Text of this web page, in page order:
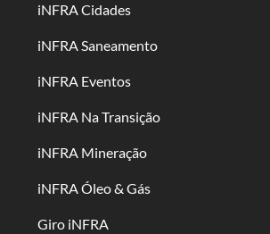
iNFRA Cidades
iNFRA Saneamento
iNFRA Eventos
iNFRA Na Transição
iNFRA Mineração
iNFRA Óleo & Gás
Giro iNFRA